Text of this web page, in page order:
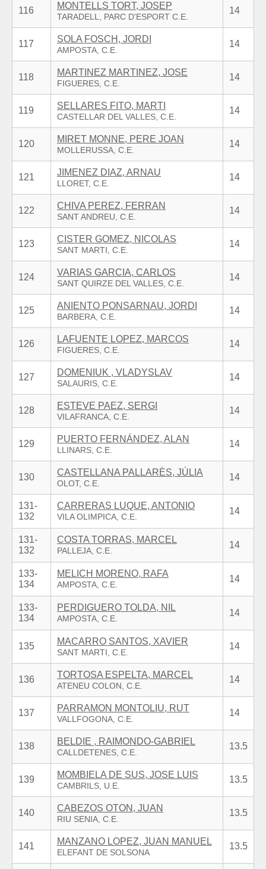
116 MONTELLS TORT, JOSEP 14
117 SOLA FOSCH, JORDI 14
118 MARTINEZ MARTINEZ, JOSE 14
119 SELLARES FITO, MARTI 14
120 MIRET MONNE, PERE JOAN 14
121 JIMENEZ DIAZ, ARNAU 14
122 CHIVA PEREZ, FERRAN 14
123 CISTER GOMEZ, NICOLAS 14
124 VARIAS GARCIA, CARLOS 14
125 ANIENTO PONSARNAU, JORDI 14
126 LAFUENTE LOPEZ, MARCOS 14
127 DOMENIUK , VLADYSLAV 14
128 ESTEVE PAEZ, SERGI 14
129 PUERTO FERNÁNDEZ, ALAN 14
130 CASTELLANA PALLARÈS, JÚLIA 14
131-
132
CARRERAS LUQUE, ANTONIO
14
131-
132
COSTA TORRAS, MARCEL
14
133-
134
MELICH MORENO, RAFA
14
133-
134
PERDIGUERO TOLDA, NIL
14
135 MACARRO SANTOS, XAVIER 14
136 TORTOSA ESPELTA, MARCEL 14
137 PARRAMON MONTOLIU, RUT 14
138 BELDIE , RAIMONDO-GABRIEL 13.5
139 MOMBIELA DE SUS, JOSE LUIS 13.5
140 CABEZOS OTON, JUAN 13.5
141 MANZANO LOPEZ, JUAN MANUEL 13.5